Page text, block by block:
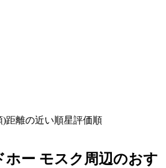
)距離の近い順星評価順
ホー モスク周辺のおす